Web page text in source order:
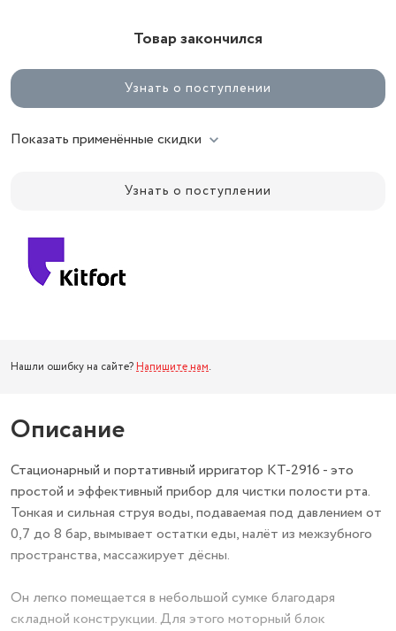
Товар закончился
Узнать о поступлении
Показать применённые скидки
Узнать о поступлении
Нашли ошибку на сайте? Напишите нам.
Описание
Стационарный и портативный ирригатор КТ-2916 - это
простой и эффективный прибор для чистки полости рта.
Тонкая и сильная струя воды, подаваемая под давлением от
0,7 до 8 бар, вымывает остатки еды, налёт из межзубного
пространства, массажирует дёсны.
Он легко помещается в небольшой сумке благодаря
складной конструкции. Для этого моторный блок